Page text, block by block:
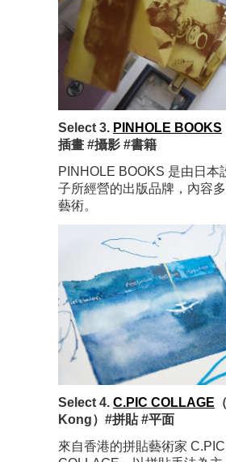
Select 3. PINHOLE BOOKS
插畫 #攝影 #書籍
PINHOLE BOOKS 是由日本
子所經營的出版品牌，內容
藝術。
Select 4. C.PIC COLLAGE
Kong）#拼貼 #平面
來自香港的拼貼藝術家 C.PIC